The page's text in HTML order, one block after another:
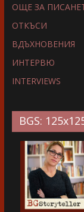
ОЩЕ ЗА
ОТКЪСИ
ВДЪХНОВЕНИЯ
ИНТЕРВЮ
INTERVIEWS
BGS: